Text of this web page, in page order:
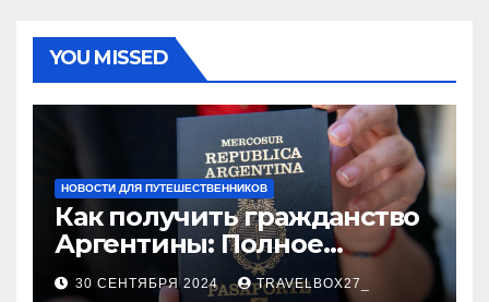
YOU MISSED
НОВОСТИ ДЛЯ ПУТЕШЕСТВЕННИКОВ
Как получить гражданство
Аргентины: Полное
руководство
30 СЕНТЯБРЯ 2024 TRAVELBOX27_